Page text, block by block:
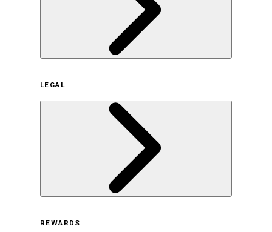
サステナビリティの取り組み（日本）
サステナビリティの取り組み（米国/英語）
ヒストリー
採用情報
LEGAL
REWARDS